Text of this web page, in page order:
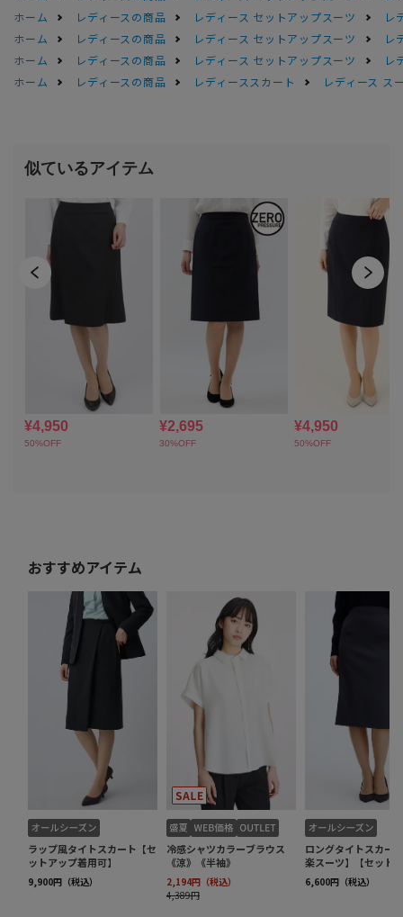
ホーム
レディースの商品 レディース セットアップスーツ
レ
ホーム
レディースの商品 レディース セットアップスーツ
レ
ホーム
レディースの商品 レディース セットアップスーツ
レ
ホーム
レディースの商品 レディーススカート レディース ス